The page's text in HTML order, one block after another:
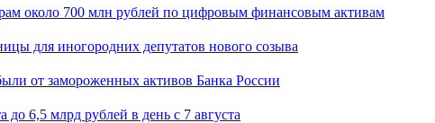
около 700 млн рублей по цифровым финансовым активам
для иногородних депутатов нового созыва
от замороженных активов Банка России
6,5 млрд рублей в день с 7 августа